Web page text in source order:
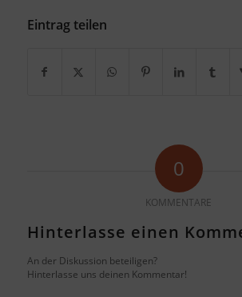
Eintrag teilen
0
KOMMENTARE
Hinterlasse einen
An der Diskussion beteiligen?
Hinterlasse uns deinen Kommentar!